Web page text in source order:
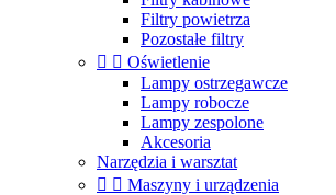
Filtry powietrza
Pozostałe filtry
  Oświetlenie
Lampy ostrzegawcze
Lampy robocze
Lampy zespolone
Akcesoria
Narzędzia i warsztat
  Maszyny i urządzenia